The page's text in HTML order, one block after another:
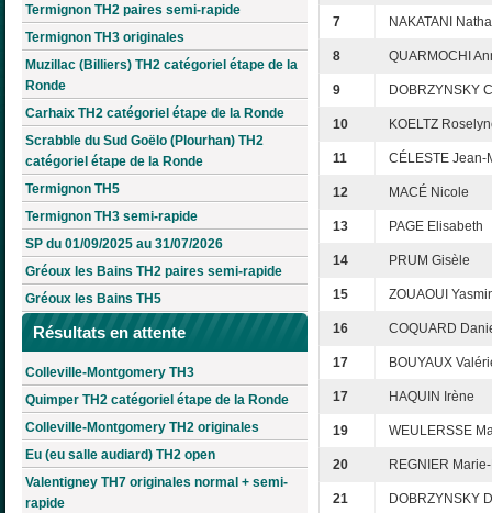
Termignon TH2 paires semi-rapide
Termignon TH3 originales
Muzillac (Billiers) TH2 catégoriel étape de la
Ronde
Carhaix TH2 catégoriel étape de la Ronde
Scrabble du Sud Goëlo (Plourhan) TH2
catégoriel étape de la Ronde
Termignon TH5
Termignon TH3 semi-rapide
SP du 01/09/2025 au 31/07/2026
Gréoux les Bains TH2 paires semi-rapide
Gréoux les Bains TH5
Résultats en attente
Colleville-Montgomery TH3
Quimper TH2 catégoriel étape de la Ronde
Colleville-Montgomery TH2 originales
Eu (eu salle audiard) TH2 open
Valentigney TH7 originales normal + semi-
rapide
7 NAKATANI
8 QUARMOCHI
9 DOBRZYNSKY
10 KOELTZ
11 CÉLESTE Jean-
12 MACÉ Nicole
13 PAGE Elisabeth
14 PRUM Gisèle
15 ZOUAOUI
16 COQUARD
17 BOUYAUX
17 HAQUIN Irène
19 WEULERSSE
20 REGNIER
21 DOBRZYNSKY